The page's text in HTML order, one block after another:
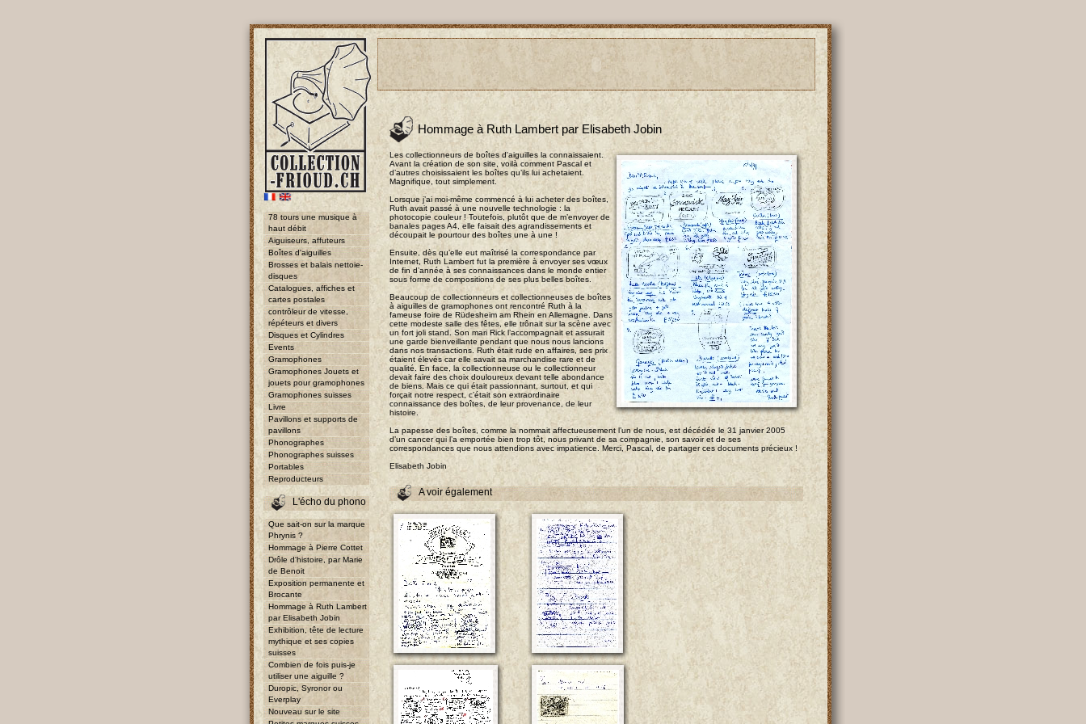
78 tours une musique à
haut débit
Aiguiseurs, affuteurs
Boîtes d'aiguilles
Brosses et balais nettoie-
disques
Catalogues, affiches et
cartes postales
contrôleur de vitesse,
répéteurs et divers
Disques et Cylindres
Events
Gramophones
Gramophones Jouets et
jouets pour gramophones
Gramophones suisses
Livre
Pavillons et supports de
pavillons
Phonographes
Phonographes suisses
Portables
Reproducteurs
L'écho du phono
Que sait-on sur la marque
Phrynis ?
Hommage à Pierre Cottet
Drôle d'histoire, par Marie
de Benoit
Exposition permanente et
Brocante
Hommage à Ruth Lambert
par Elisabeth Jobin
Exhibition, tête de lecture
mythique et ses copies
suisses
Combien de fois puis-je
utiliser une aiguille ?
Duropic, Syronor ou
Everplay
Nouveau sur le site
Hommage à Ruth Lambert par Elisabeth Jobin
Les collectionneurs de boîtes d'aiguilles la connaissaient.
Avant la création de son site, voilà comment Pascal et
d’autres choisissaient les boîtes qu’ils lui achetaient.
Magnifique, tout simplement.
Lorsque j’ai moi-même commencé à lui acheter des boîtes,
Ruth avait passé à une nouvelle technologie : la
photocopie couleur ! Toutefois, plutôt que de m’envoyer de
banales pages A4, elle faisait des agrandissements et
découpait le pourtour des boîtes une à une !
Ensuite, dès qu’elle eut maîtrisé la correspondance par
Internet, Ruth Lambert fut la première à envoyer ses vœux
de fin d’année à ses connaissances dans le monde entier
sous forme de compositions de ses plus belles boîtes.
Beaucoup de collectionneurs et collectionneuses de boîtes
à aiguilles de gramophones ont rencontré Ruth à la
fameuse foire de Rüdesheim am Rhein en Allemagne. Dans
cette modeste salle des fêtes, elle trônait sur la scène avec
un fort joli stand. Son mari Rick l’accompagnait et assurait
une garde bienveillante pendant que nous nous lancions
dans nos transactions. Ruth était rude en affaires, ses prix
étaient élevés car elle savait sa marchandise rare et de
qualité. En face, la collectionneuse ou le collectionneur
devait faire des choix douloureux devant telle abondance
de biens. Mais ce qui était passionnant, surtout, et qui
forçait notre respect, c’était son extraordinaire
connaissance des boîtes, de leur provenance, de leur
histoire.
La papesse des boîtes, comme la nommait affectueusement l’un de nous, est décédée le 31 janvier 2005
d’un cancer qui l’a emportée bien trop tôt, nous privant de sa compagnie, son savoir et de ses
correspondances que nous attendions avec impatience. Merci, Pascal, de partager ces documents précieux !
Elisabeth Jobin
A voir également